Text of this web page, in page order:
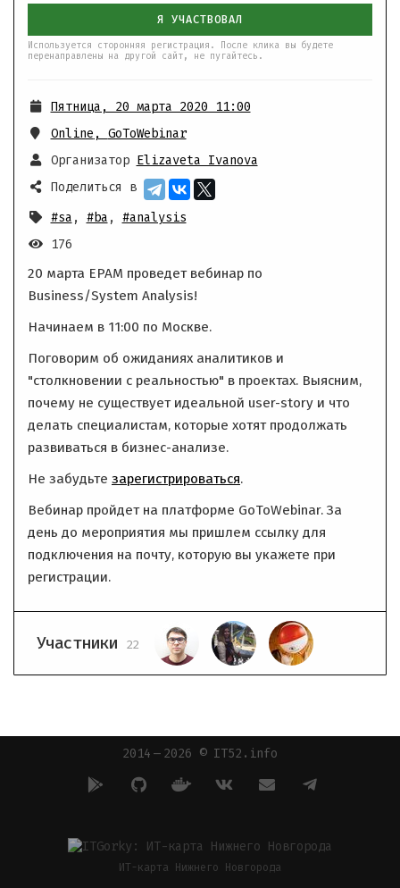
Я УЧАСТВОВАЛ
Используется сторонняя регистрация. После клика вы будете
перенаправлены на другой сайт, не пугайтесь.
Пятница, 20 марта 2020 11:00
Online , GoToWebinar
Организатор Elizaveta Ivanova
Поделиться в
#sa , #ba , #analysis
176
20 марта EPAM проведет вебинар по
Business/System Analysis!
Начинаем в 11:00 по Москве.
Поговорим об ожиданиях аналитиков и
"столкновении с реальностью" в проектах. Выясним,
почему не существует идеальной user-story и что
делать специалистам, которые хотят продолжать
развиваться в бизнес-анализе.
Не забудьте зарегистрироваться.
Вебинар пройдет на платформе GoToWebinar. За
день до мероприятия мы пришлем ссылку для
подключения на почту, которую вы укажете при
регистрации.
Участники 22
2014 — 2026 © IT52.info
ИТ-карта Нижнего Новгорода